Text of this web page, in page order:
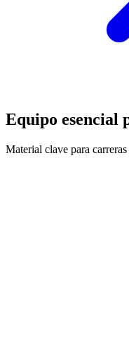
Equipo esencial
Material clave para